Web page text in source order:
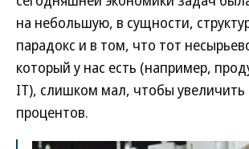
на небольшую, в сущности,
парадокс и в том, что тот
который у нас есть (например,
IT), слишком мал, чтобы увеличить
процентов.